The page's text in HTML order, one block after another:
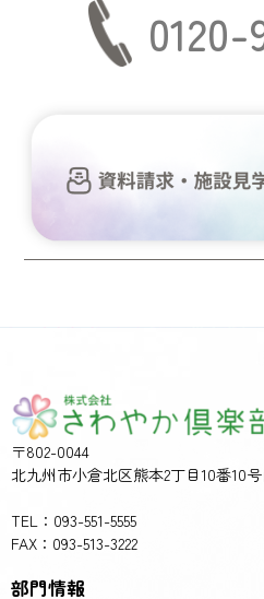
〒802-0044
北九州市小倉北区熊本2丁目10番10
TEL：093-551-5555
FAX：093-513-3222
部門情報